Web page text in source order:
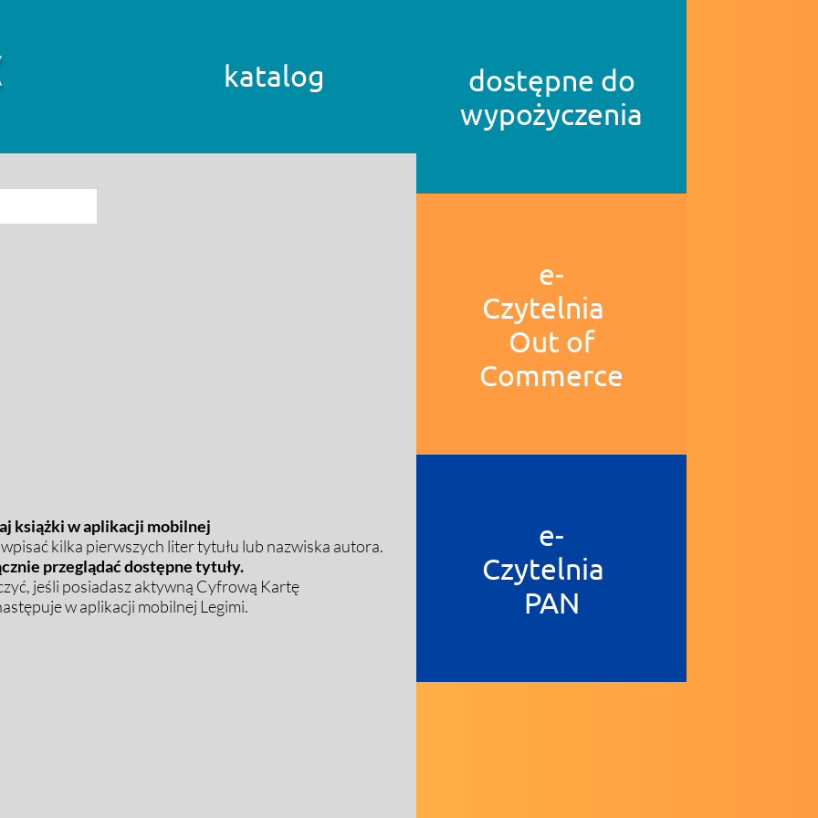
katalog
książki w aplikacji mobilnej
kilka pierwszych liter tytułu lub nazwiska autora.
przeglądać dostępne tytuły.
jeśli posiadasz aktywną Cyfrową Kartę
w aplikacji mobilnej Legimi.
dostępne do
wypożyczenia
e-
Czytelnia
Out of
Commerce
e-
Czytelnia
PAN